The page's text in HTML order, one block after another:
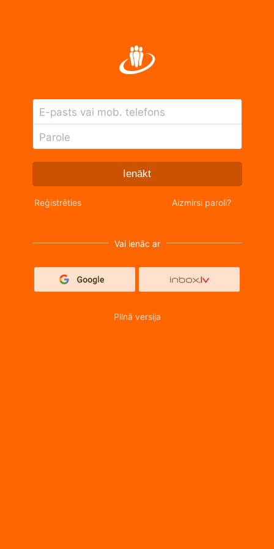
E-pasts vai mob. telefons
Parole
Ienākt
Reģistrēties Aizmirsi paroli?
Vai ienāc ar
Pilnā versija